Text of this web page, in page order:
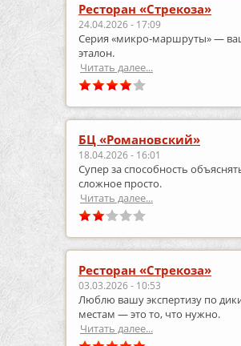
Ресторан «Стрекоза»
24.04.2026 - 17:09
Серия «микро‑маршруты» —
эталон.
Читать далее...
БЦ «Романовский»
18.04.2026 - 16:01
Супер за способность
сложное просто.
Читать далее...
Ресторан «Стрекоза»
03.03.2026 - 10:53
Люблю вашу экспертизу по
местам — это то, что нужно.
Читать далее...